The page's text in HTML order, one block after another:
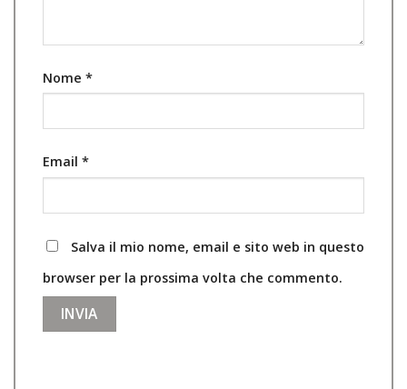
Nome *
Email *
Salva il mio nome, email e sito web in questo
browser per la prossima volta che commento.